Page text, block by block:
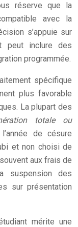
réserve que la
avec la
s’appuie sur
peut inclure des
programmée.
spécifique
plus favorable
La plupart des
totale ou
de césure
et non choisi de
aux frais de
suspension des
sur présentation
mérite une